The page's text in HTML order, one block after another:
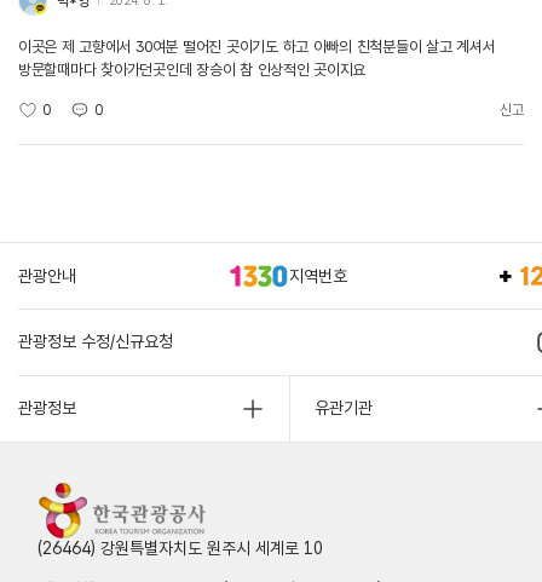
이곳은 제 고향에서 30여분 떨어진 곳이기도 하고 아빠의 친척분들이 살고 계셔서
방문할때마다 찾아가던곳인데 장승이 참 인상적인 곳이지요
0 0 신고
관광안내 지역번호
관광정보 수정/신규요청
관광정보 유관기관
(26464) 강원특별자치도 원주시 세계로 10